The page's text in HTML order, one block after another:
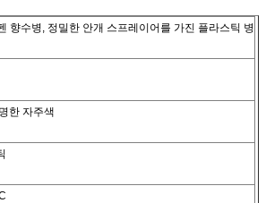
향수병, 정밀한 안개 스프레이어를 가진 플라스틱 병
한 자주색